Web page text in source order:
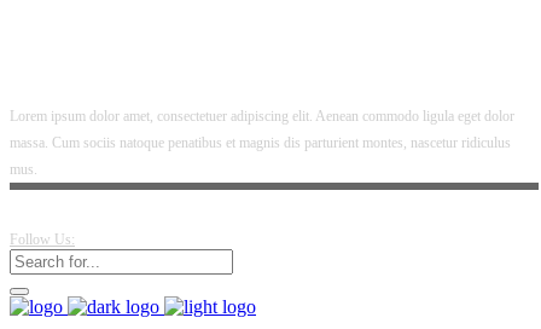
Lorem ipsum dolor amet, consectetuer adipiscing elit. Aenean commodo ligula eget dolor
massa. Cum sociis natoque penatibus et magnis dis parturient montes, nascetur ridiculus
mus.
Follow Us: